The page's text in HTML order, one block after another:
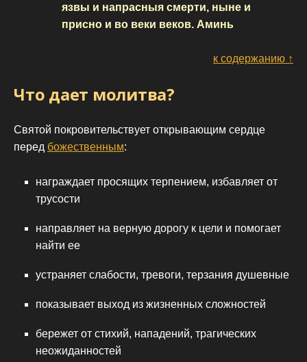
язвы и напрасныя смерти, ныне и
присно и во веки веков. Аминь
к содержанию ↑
Что дает молитва?
Святой покровительствует открывающим сердце
перед божественным:
награждает просящих терпением, избавляет от
трусости
направляет на верную дорогу к цели и помогает
найти ее
устраняет слабости, тревоги, терзания душевные
показывает выход из жизненных сложностей
бережет от стихий, нападений, трагических
неожиданностей